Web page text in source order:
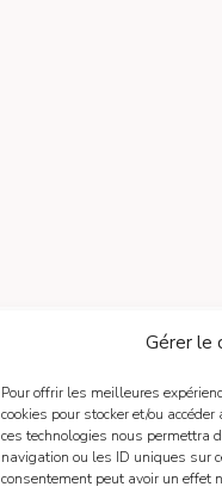
Gérer le
Pour offrir les meilleures
cookies pour stocker et/ou
ces technologies nous permettra
navigation ou les ID uniques sur
consentement peut avoir un effet